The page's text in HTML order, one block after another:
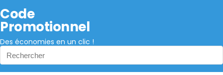
Code
Promotionnel
Des économies en un clic !